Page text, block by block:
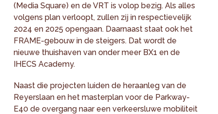
(Media Square) en de VRT is volop bezig. Als alles
volgens plan verloopt, zullen zij in respectievelijk
2024 en 2025 opengaan. Daarnaast staat ook het
FRAME-gebouw in de steigers. Dat wordt de
nieuwe thuishaven van onder meer BX1 en de
IHECS Academy.
Naast die projecten luiden de heraanleg van de
Reyerslaan en het masterplan voor de Parkway-
E40 de overgang naar een verkeersluwe mobiliteit